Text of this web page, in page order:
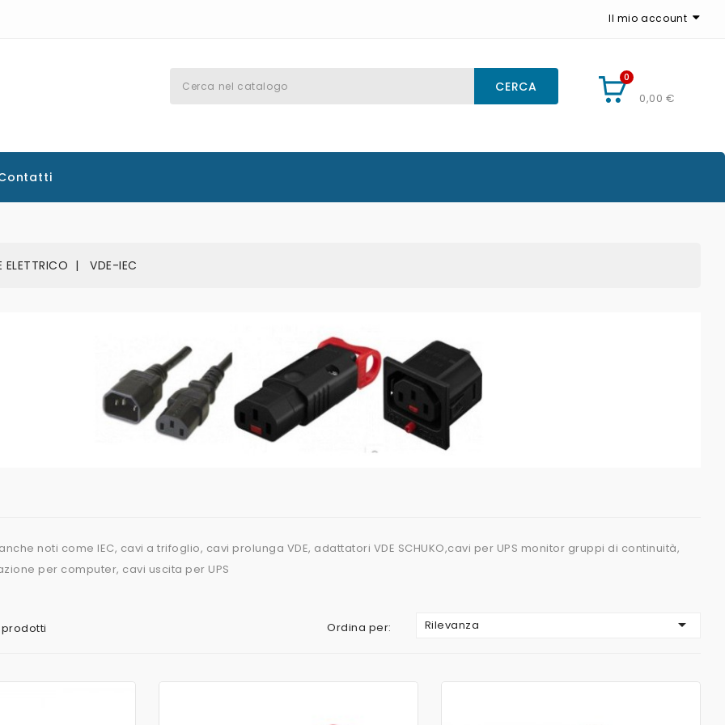
Il mio account
0
0,00 €
CERCA
ELETTRICO VDE-IEC
noti come IEC, cavi a trifoglio, cavi prolunga VDE, adattatori VDE SCHUKO,cavi per UPS monitor gruppi di continuità,
per computer, cavi uscita per UPS
Ordina per: Rilevanza 